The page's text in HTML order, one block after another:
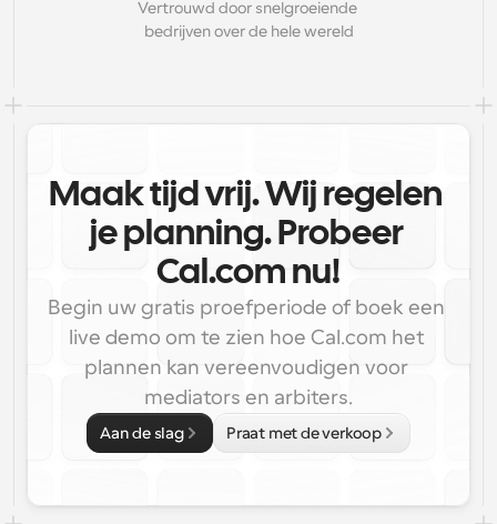
Vertrouwd door snelgroeiende
bedrijven over de hele wereld
Maak tijd vrij. Wij regelen
je planning. Probeer
Cal.com nu!
Begin uw gratis proefperiode of boek een
live demo om te zien hoe Cal.com het
plannen kan vereenvoudigen voor
mediators en arbiters.
Aan de slag Praat met de verkoop